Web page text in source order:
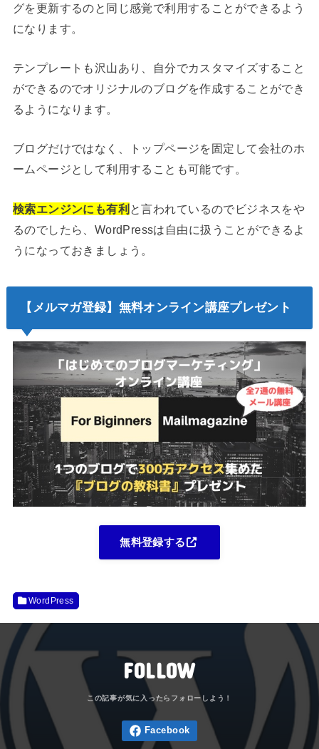
グを更新するのと同じ感覚で利用することができるよう
になります。
テンプレートも沢山あり、自分でカスタマイズすること
ができるのでオリジナルのブログを作成することができ
るようになります。
ブログだけではなく、トップページを固定して会社のホ
ームページとして利用することも可能です。
検索エンジンにも有利 と言われているのでビジネスをや
るのでしたら、WordPressは自由に扱うことができるよ
うになっておきましょう。
【メルマガ登録】無料オンライン講座プレゼント
無料登録する
WordPress
FOLLOW